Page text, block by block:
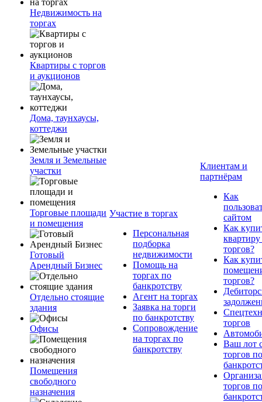
Недвижимость на
торгах
Квартиры с торгов
и аукционов
Дома, таунхаусы,
коттеджи
Земля и Земельные
участки
Торговые площади
и помещения
Готовый
Арендный Бизнес
Отдельно стоящие
здания
Офисы
Помещения
свободного
назначения
Участие в торгах
Персональная
подборка
недвижимости
Помощь на
торгах по
банкротству
Агент на торгах
Заявка на торги
по банкротству
Сопровождение
на торгах по
банкротству
Клиентам и
партнёрам
Как
сайтом
Как
квартиру
торгов?
Как
торгов?
торгов
Ваш лот
торгов по
торгов по